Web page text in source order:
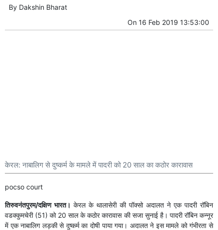
By Dakshin Bharat
On 16 Feb 2019 13:53:00
केरल: नाबालिग से दुष्कर्म के मामले में पादरी को 20 साल का कठोर कारावास
pocso court
तिरुवनंतपुरम/दक्षिण भारत। केरल के थालासेरी की पॉक्सो अदालत ने एक पादरी रॉबिन
वडक्कुमचेरी (51) को 20 साल के कठोर कारावास की सजा सुनाई है। पादरी रॉबिन कन्नूर
में एक नाबालिग लड़की से दुष्कर्म का दोषी पाया गया। अदालत ने इस मामले को गंभीरता से